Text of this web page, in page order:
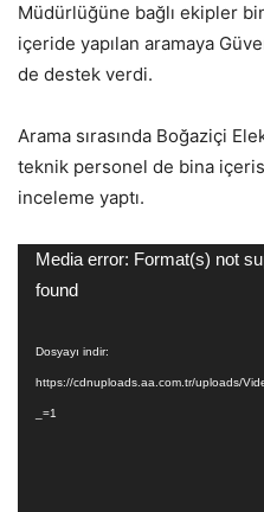
Müdürlüğüne bağlı ekipler
içeride yapılan aramaya
de destek verdi.
Arama sırasında Boğaziçi
teknik personel de bina
inceleme yaptı.
Video
oynatıcı
Media error: Format(s) not
found
Dosyayı indir:
https://cdnuploads.aa.com.tr/uploads/
_=1